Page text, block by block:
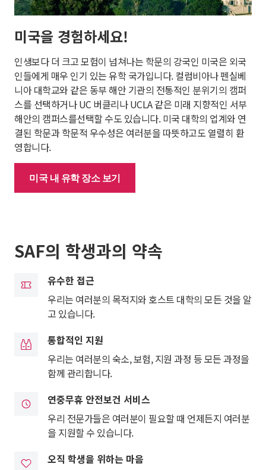
미국을 경험하세요!
인생보다 더 크고 모험이 넘쳐나는 학문의 강국인 미국은 외국
인들에게 매우 인기 있는 유학 국가입니다. 컬럼비아나 펜실베
니아 대학교와 같은 동부 해안 기관의 전통적인 분위기의 캠퍼
스를 선택하거나 UC 버클리나 UCLA 같은 미래 지향적인 서부
해안의 캠퍼스를선택할 수도 있습니다. 미국 대학의 업계와 연
결된 학문과 학문적 우수성은 여러분을 따뜻하고도 열렬히 환
영합니다.
미국 내 유학 장소 보기
SAF의 학생과의 약속
유수한 접근
우리는 여러분의 목적지와 호스트 대학의 모든 것을 알
고 있습니다.
통합적인 지원
우리는 여러분의 숙소, 보험, 지원 과정 등 모든 과정을
함께 관리합니다.
연중무휴 안전보건 서비스
우리 전문가들은 여러분이 필요할 때 언제든지 여러분
을 지원할 수 있습니다.
오직 학생을 위하는 마음